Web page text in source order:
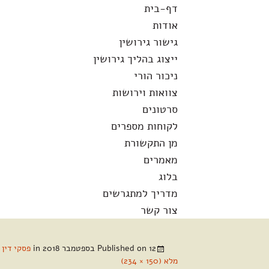
לדלג
לתוכן
דף-בית
אודות
גישור גירושין
ייצוג בהליך גירושין
ניכור הורי
צוואות וירושות
סרטונים
לקוחות מספרים
מן התקשורת
מאמרים
בלוג
מדריך למתגרשים
צור קשר
חיפוש:
Published on 12 בספטמבר 2018 פסקי
מלא (150 × 234)